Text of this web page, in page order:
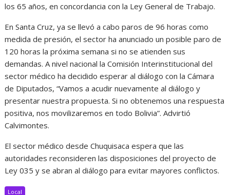
los 65 años, en concordancia con la Ley General de Trabajo.
En Santa Cruz, ya se llevó a cabo paros de 96 horas como
medida de presión, el sector ha anunciado un posible paro de
120 horas la próxima semana si no se atienden sus
demandas. A nivel nacional la Comisión Interinstitucional del
sector médico ha decidido esperar al diálogo con la Cámara
de Diputados, “Vamos a acudir nuevamente al diálogo y
presentar nuestra propuesta. Si no obtenemos una respuesta
positiva, nos movilizaremos en todo Bolivia”. Advirtió
Calvimontes.
El sector médico desde Chuquisaca espera que las
autoridades reconsideren las disposiciones del proyecto de
Ley 035 y se abran al diálogo para evitar mayores conflictos.
Local